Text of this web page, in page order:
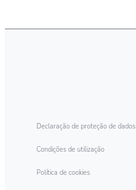
higienicamente limpa.
Declaração de proteção de dados
Condições de utilização
Política de cookies